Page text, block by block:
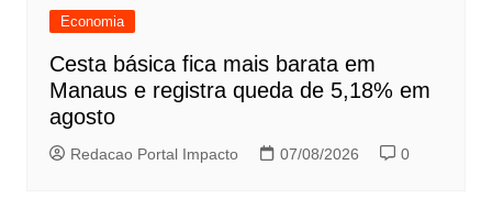
Economia
Cesta básica fica mais barata em
Manaus e registra queda de 5,18% em
agosto
Redacao Portal Impacto 07/08/2026 0